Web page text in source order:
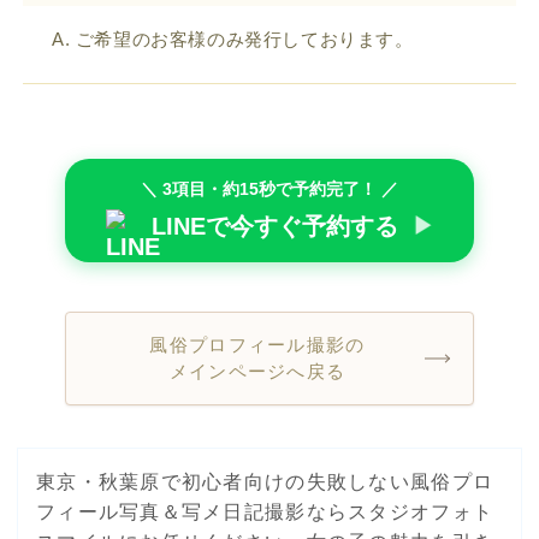
A. ご希望のお客様のみ発行しております。
＼ 3項目・約15秒で予約完了！ ／
LINEで今すぐ予約する ▶
風俗プロフィール撮影の
メインページへ戻る
東京・秋葉原で初心者向けの失敗しない風俗プロ
フィール写真＆写メ日記撮影ならスタジオフォト